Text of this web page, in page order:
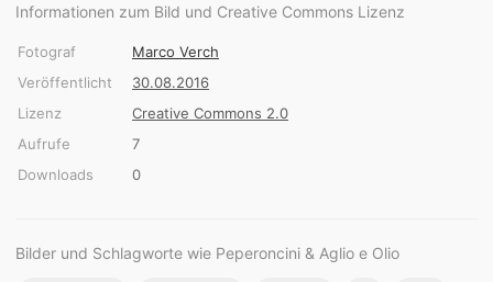
Informationen zum Bild und Creative Commons Lizenz
Fotograf
Marco Verch
Veröffentlicht
30.08.2016
Lizenz
Creative Commons 2.0
Aufrufe
7
Downloads
0
Bilder und Schlagworte wie Peperoncini & Aglio e Olio